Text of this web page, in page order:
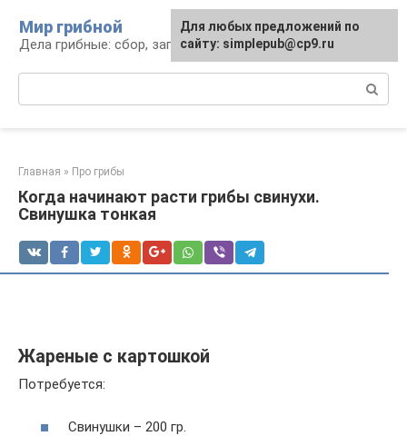
контенту
Мир грибной
Дела грибные: сбор, заготовка, рецепты
Главная » Про грибы
Когда начинают расти грибы свинухи.
Свинушка тонкая
Жареные с картошкой
Потребуется:
Свинушки – 200 гр.
Для любых предложений по
сайту: simplepub@cp9.ru